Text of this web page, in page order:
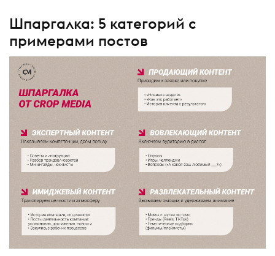
Шпаргалка: 5 категорий с
примерами постов